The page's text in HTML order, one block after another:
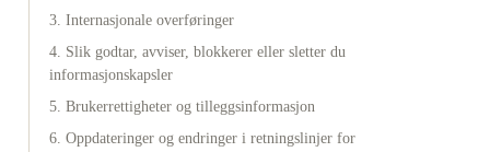
3. Internasjonale overføringer
4. Slik godtar, avviser, blokkerer eller sletter du
informasjonskapsler
5. Brukerrettigheter og tilleggsinformasjon
6. Oppdateringer og endringer i retningslinjer for